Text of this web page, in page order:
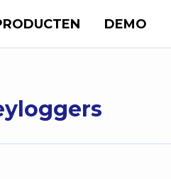
DEMO